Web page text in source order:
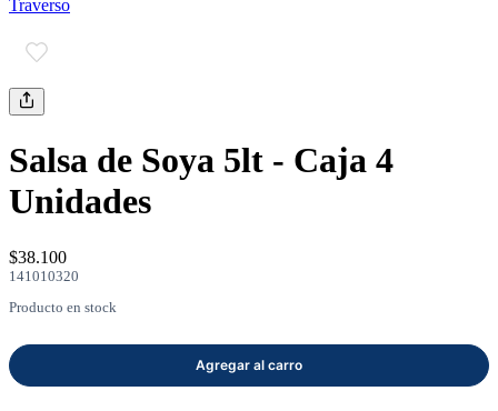
mayor
Estilo de Vida
Contáctanos
Nosotros
Traverso
Traverso
Salsa de Soya 5lt - Caja 4
Unidades
$38.100
141010320
Producto en stock